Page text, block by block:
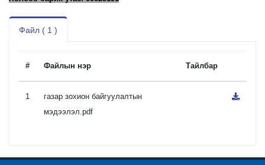
Файл ( 1 )
# Файлын нэр Тайлбар
1
газар зохион байгуулалтын
мэдээлэл.pdf